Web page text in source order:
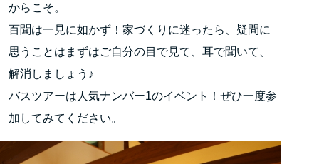
からこそ。
百聞は一見に如かず！家づくりに迷ったら、疑問に
思うことはまずはご自分の目で見て、耳で聞いて、
解消しましょう♪
バスツアーは人気ナンバー1のイベント！ぜひ一度参
加してみてください。